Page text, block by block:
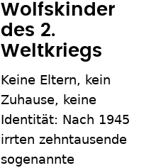
Wolfskinder
des 2.
Weltkriegs
Keine Eltern, kein
Zuhause, keine
Identität: Nach 1945
irrten zehntausende
sogenannte